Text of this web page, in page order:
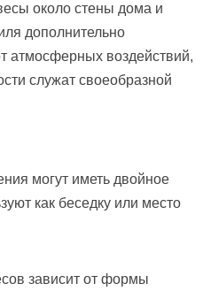
около стены дома и
дополнительно
атмосферных воздействий,
служат своеобразной
могут иметь двойное
как беседку или место
зависит от формы